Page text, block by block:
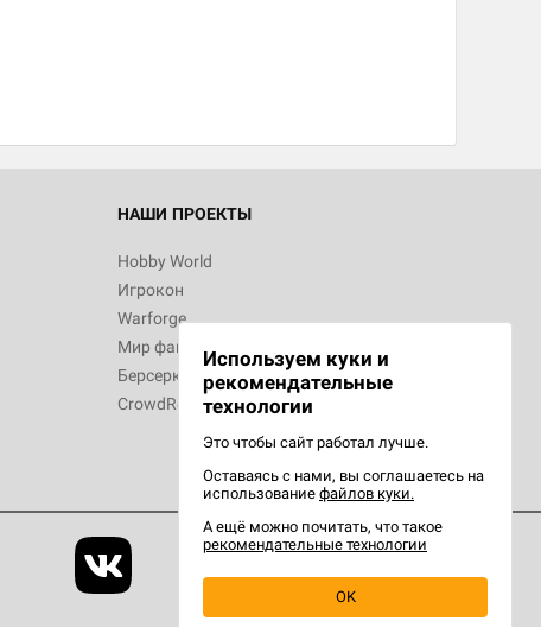
НАШИ ПРОЕКТЫ
Hobby World
Игрокон
Warforge
Мир фантастики
Берсерк
CrowdRepublic
Используем куки и
рекомендательные
технологии
Это чтобы сайт работал лучше.
Оставаясь с нами, вы соглашаетесь на
использование файлов куки.
А ещё можно почитать, что такое
рекомендательные технологии
OK
Берсерк.